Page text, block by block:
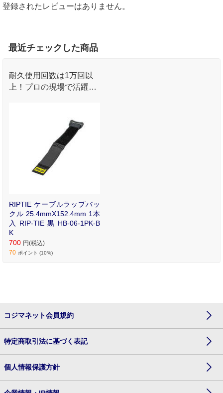
登録されたレビューはありません。
最近チェックした商品
耐久使用回数は1万回以
上！プロの現場で活躍す
RIPTIE ケーブルラップバッ
クル 25.4mmX152.4mm 1本
入 RIP-TIE 黒 HB-06-1PK-B
K
700 円(税込)
70 ポイント (10%)
コジマネット会員規約
特定商取引法に基づく表記
個人情報保護方針